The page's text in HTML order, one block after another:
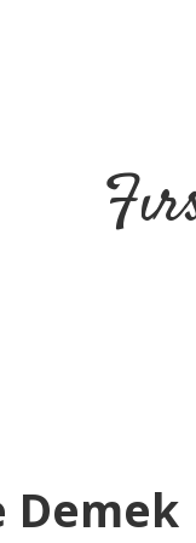
Demek